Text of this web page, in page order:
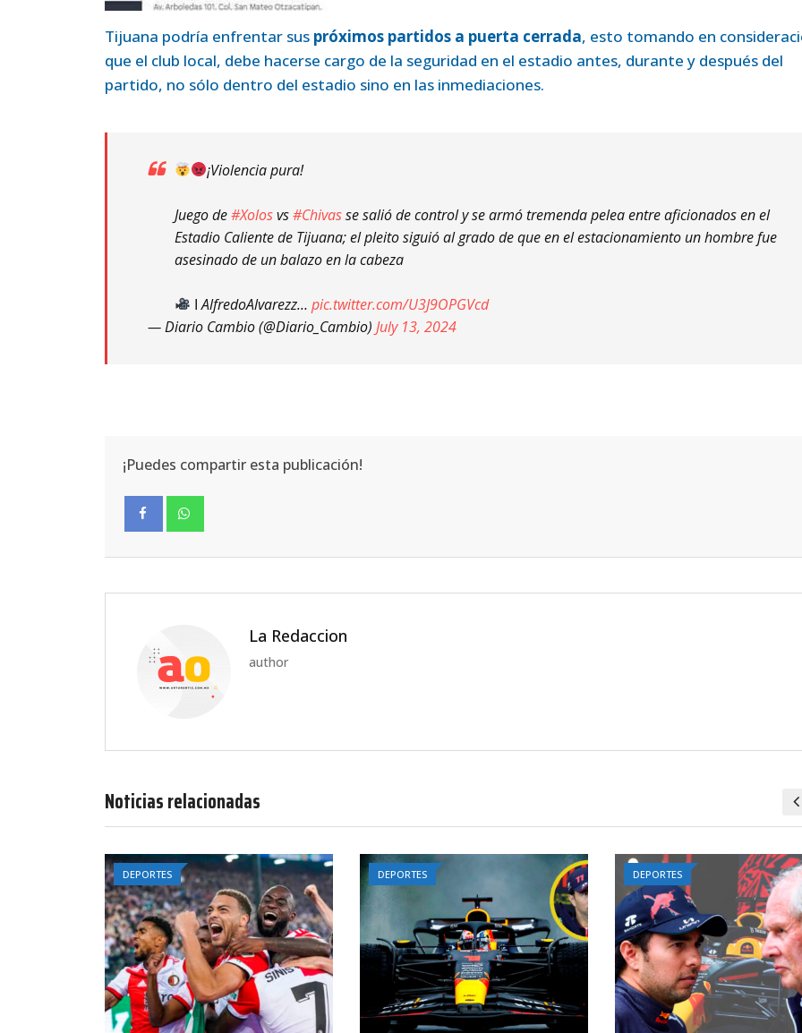
Tijuana podría enfrentar sus próximos partidos a puerta cerrada, esto tomando en
que el club local, debe hacerse cargo de la seguridad en el estadio antes, durante y después del
partido, no sólo dentro del estadio sino en las inmediaciones.
¡Violencia pura!
Juego de#Xolosvs#Chivasse salió de control y se armó tremenda pelea entre aficionados en el
Estadio Caliente de Tijuana; el pleito siguió al grado de que en el estacionamiento un hombre fue
asesinado de un balazo en la cabeza
ǀ AlfredoAlvarezz…pic.twitter.com/U3J9OPGVcd
— Diario Cambio (@Diario_Cambio) July 13, 2024
¡Puedes compartir esta publicación!
La Redaccion
author
Noticias relacionadas
DEPORTES DEPORTES DEPORTES